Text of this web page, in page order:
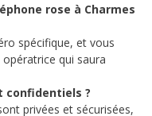
rose à Charmes
spécifique, et vous
qui saura
confidentiels ?
privées et sécurisées,